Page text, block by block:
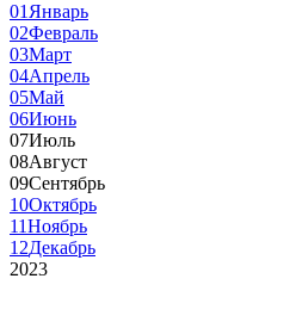
01 Январь
02Февраль
03Март
04Апрель
05Май
06Июнь
07Июль
08Август
09Сентябрь
10Октябрь
11Ноябрь
12Декабрь
2023